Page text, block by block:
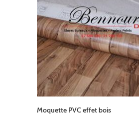
Moquette PVC effet bois